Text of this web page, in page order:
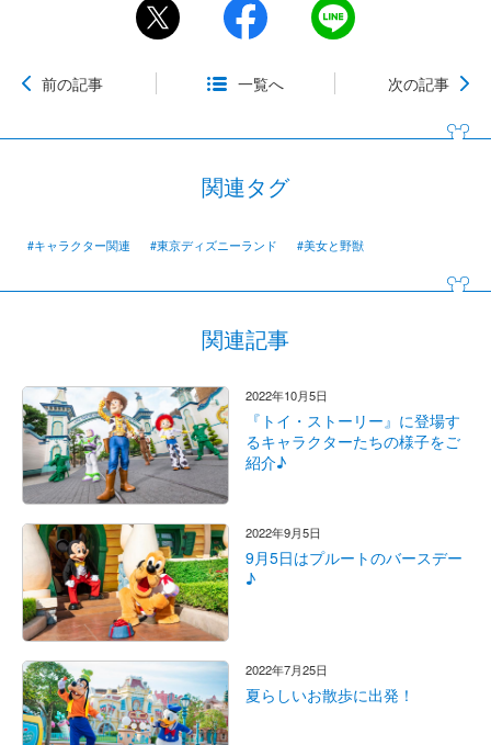
前の記事 一覧へ 次の記事
関連タグ
#キャラクター関連 #東京ディズニーランド #美女と野獣
関連記事
2022年10月5日
『トイ・ストーリー』に登場す
るキャラクターたちの様子をご
紹介♪
2022年9月5日
9月5日はプルートのバースデー
♪
2022年7月25日
夏らしいお散歩に出発！